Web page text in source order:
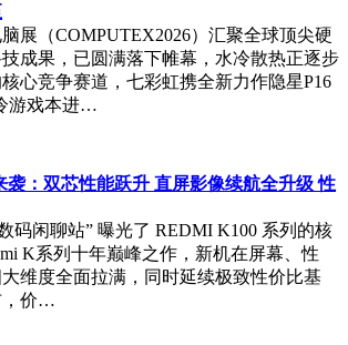
展（COMPUTEX2026）汇聚全球顶尖硬
成果，已圆满落下帷幕，水冷散热正逐步
心竞争赛道，七彩虹携全新力作隐星P16
游戏本进…
袭：双芯性能跃升 直屏影像续航全升级 性
码闲聊站” 曝光了 REDMI K100 系列的核
K系列十年巅峰之作，新机在屏幕、性
维度全面拉满，同时延续极致性价比基
，价…